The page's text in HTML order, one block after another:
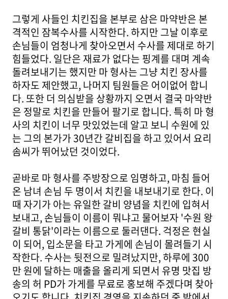
그렇게 사들인 치킨집을 본부로 삼은 마약반은 본
격적인 잠복수사를 시작한다. 하지만 그날 이후로
손님들이 엄청나게 찾아오면서 수사를 제대로 하기
힘들었다. 일단은 재료가 없다는 핑계를 대며 계속
돌려보내기는 했지만 마 형사는 그냥 치킨 장사를
하자도 제안했고, 나머지 팀원들은 어이없어 합니
다. 또한 더 의심받을 상황까지 오면서 결국 마약반
은 정말로 치킨을 만들어 팔기로 합니다. 특히 마 형
사의 치킨이 너무 맛있었는데 알고 보니 수원에 있
는 그의 본가가 30년간 갈비집을 하고 있어서 요리
솜씨가 뛰어났던 것이었다.
곧바로 마 형사를 주방장으로 임명하고, 마침 들어
온 남녀 손님 두 명이서 치킨을 내보내기로 한다. 이
때 자기가 아는 유일한 갈비 양념을 치킨에 입혀서
보내고, 손님들이 이름이 뭐냐고 물어보자 '수원 왕
갈비 통닭'이라는 이름으로 둘러댄다. 걱정은 현실
이 되어, 입소문을 타고 가게에 손님이 몰려들기 시
작한다. 수사는 뒷전으로 밀려났지만, 하루에 300
만 원에 달하는 매출을 올리게 되면서 유명 맛집 방
송의 허 PD가 가게를 무료로 홍보해 주겠다며 찾아